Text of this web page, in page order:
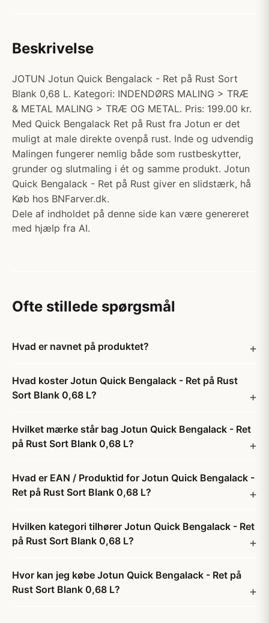
Beskrivelse
JOTUN Jotun Quick Bengalack - Ret på Rust Sort
Blank 0,68 L. Kategori: INDENDØRS MALING > TRÆ
& METAL MALING > TRÆ OG METAL. Pris: 199.00 kr.
Med Quick Bengalack Ret på Rust fra Jotun er det
muligt at male direkte ovenpå rust. Inde og udvendig
Malingen fungerer nemlig både som rustbeskytter,
grunder og slutmaling i ét og samme produkt. Jotun
Quick Bengalack - Ret på Rust giver en slidstærk, hå
Køb hos BNFarver.dk.
Dele af indholdet på denne side kan være genereret
med hjælp fra AI.
Ofte stillede spørgsmål
Hvad er navnet på produktet?
Hvad koster Jotun Quick Bengalack - Ret på Rust
Sort Blank 0,68 L?
Hvilket mærke står bag Jotun Quick Bengalack - Ret
på Rust Sort Blank 0,68 L?
Hvad er EAN / Produktid for Jotun Quick Bengalack -
Ret på Rust Sort Blank 0,68 L?
Hvilken kategori tilhører Jotun Quick Bengalack - Ret
på Rust Sort Blank 0,68 L?
Hvor kan jeg købe Jotun Quick Bengalack - Ret på
Rust Sort Blank 0,68 L?